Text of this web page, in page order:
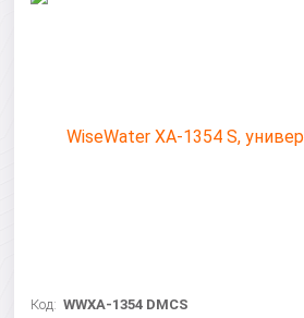
Код:WWXA-1354 DMCS